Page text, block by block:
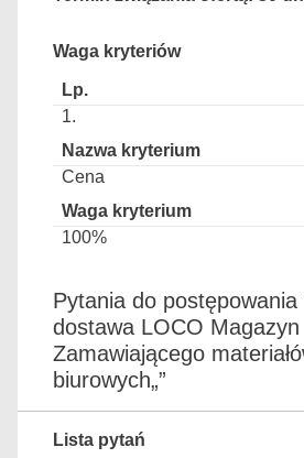
Waga kryteriów
1.
Cena
100%
Pytania do postępowania
dostawa LOCO Magazyn
Zamawiającego
biurowych„”
Lista pytań